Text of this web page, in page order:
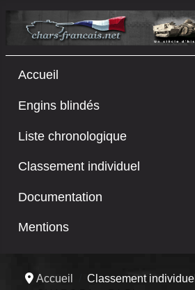
Accueil
Engins blindés
Liste chronologique
Classement individuel
Documentation
Mentions
Accueil
Classement individuel